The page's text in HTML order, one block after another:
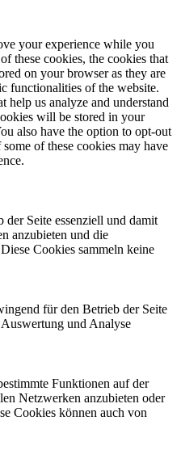
your experience while you
these cookies, the cookies that
on your browser as they are
functionalities of the website.
help us analyze and understand
will be stored in your
also have the option to opt-out
of these cookies may have
Seite essenziell und damit
anzubieten und die
Cookies sammeln keine
für den Betrieb der Seite
und Analyse
Funktionen auf der
Netzwerken anzubieten oder
Cookies können auch von